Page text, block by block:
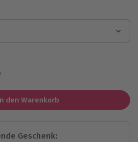
den Warenkorb
Geschenk: